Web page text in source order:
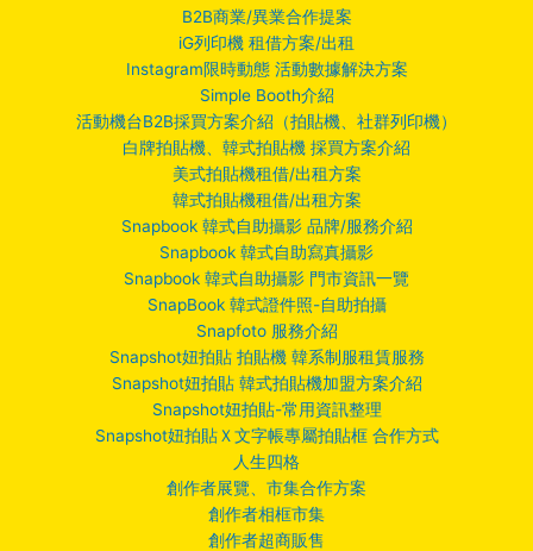
B2B商業/異業合作提案
iG列印機 租借方案/出租
Instagram限時動態 活動數據解決方案
Simple Booth介紹
活動機台B2B採買方案介紹（拍貼機、社群列印機）
白牌拍貼機、韓式拍貼機 採買方案介紹
美式拍貼機租借/出租方案
韓式拍貼機租借/出租方案
Snapbook 韓式自助攝影 品牌/服務介紹
Snapbook 韓式自助寫真攝影
Snapbook 韓式自助攝影 門市資訊一覽
SnapBook 韓式證件照-自助拍攝
Snapfoto 服務介紹
Snapshot妞拍貼 拍貼機 韓系制服租賃服務
Snapshot妞拍貼 韓式拍貼機加盟方案介紹
Snapshot妞拍貼-常用資訊整理
Snapshot妞拍貼Ｘ文字帳專屬拍貼框 合作方式
人生四格
創作者展覽、市集合作方案
創作者相框市集
創作者超商販售